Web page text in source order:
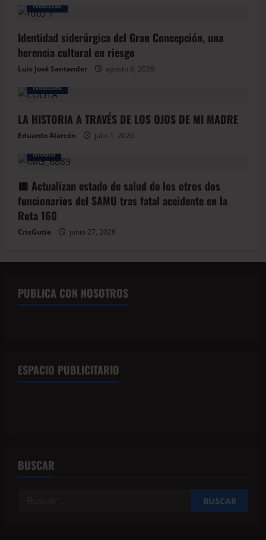
Noticias
Identidad siderúrgica del Gran Concepción, una
herencia cultural en riesgo
Luis José Santander
agosto 6, 2026
Noticias
LA HISTORIA A TRAVÉS DE LOS OJOS DE MI MADRE
Eduardo Alarcón
julio 1, 2026
BioBio
🟥 Actualizan estado de salud de los otros dos
funcionarios del SAMU tras fatal accidente en la
Ruta 160
CrisGutie junio 27, 2026
PUBLICA CON NOSOTROS
ESPACIO PUBLICITARIO
BUSCAR